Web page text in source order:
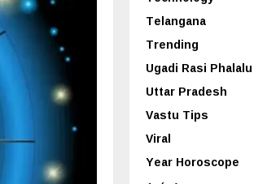
Telangana
Trending
Ugadi Rasi Phalalu
Uttar Pradesh
Vastu Tips
Viral
Year Horoscope